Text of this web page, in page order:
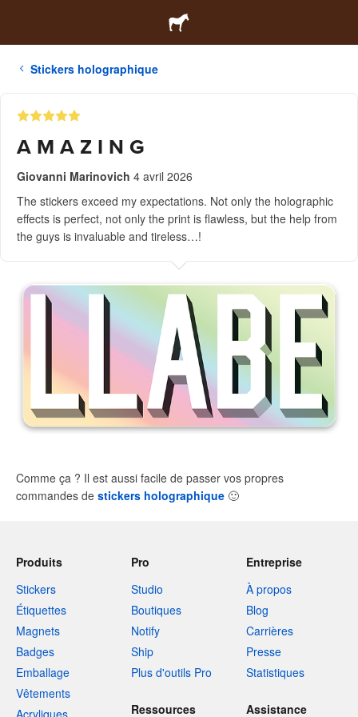
Stickers holographique
A M A Z I N G
Giovanni Marinovich 4 avril 2026
The stickers exceed my expectations. Not only the holographic
effects is perfect, not only the print is flawless, but the help from
the guys is invaluable and tireless…!
Comme ça ? Il est aussi facile de passer vos propres
commandes de stickers holographique 🙂
Produits
Stickers
Étiquettes
Magnets
Badges
Emballage
Vêtements
Pro
Studio
Boutiques
Notify
Ship
Plus d'outils Pro
Entreprise
À propos
Blog
Carrières
Presse
Statistiques
Ressources Assistance